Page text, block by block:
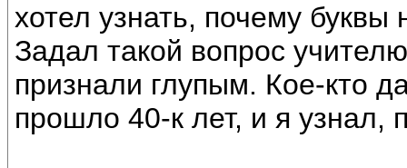
хотел узнать, почему буквы
Задал такой вопрос
признали глупым. Кое-кто
прошло 40-к лет, и я узнал,